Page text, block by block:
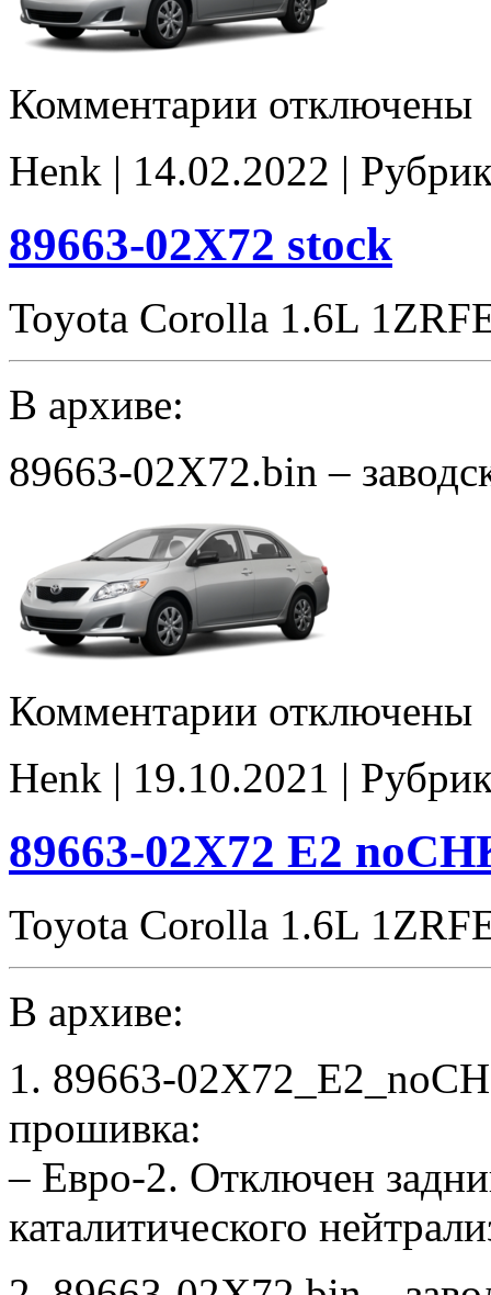
Комментарии записи
Stage1
E2
отключены
Henk | 14.02.2022 |
89663-02X72 stock
Toyota Corolla 1.6L
В архиве:
89663-02X72.bin –
Комментарии записи
stock
отключены
Henk | 19.10.2021 |
89663-02X72 E2
Toyota Corolla 1.6L
В архиве:
1. 89663-
прошивка:
– Евро-2. Отключен
каталитического